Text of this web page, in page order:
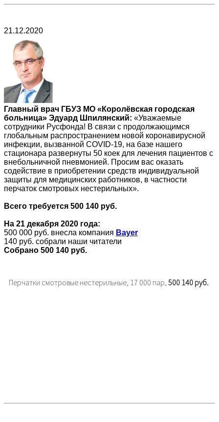
21.12.2020
Главный врач ГБУЗ МО «Королёвская городская
больница» Эдуард Шпилянский: «Уважаемые
сотрудники Русфонда! В связи с продолжающимся
глобальным распространением новой коронавирусной
инфекции, вызванной COVID-19, на базе нашего
стационара развернуты 50 коек для лечения пациентов с
внебольничной пневмонией. Просим вас оказать
содействие в приобретении средств индивидуальной
защиты для медицинских работников, в частности
перчаток смотровых нестерильных».
Всего требуется 500 140 руб.
На 21 декабря 2020 года:
500 000 руб. внесла компания Bayer
140 руб. собрали наши читатели
Собрано 500 140 руб.
Перчатки смотровые нестерильные, 17 000 пар, 500 140 руб.